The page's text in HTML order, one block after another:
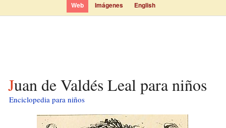
Web Imágenes English
Juan de Valdés Leal para niños
Enciclopedia para niños